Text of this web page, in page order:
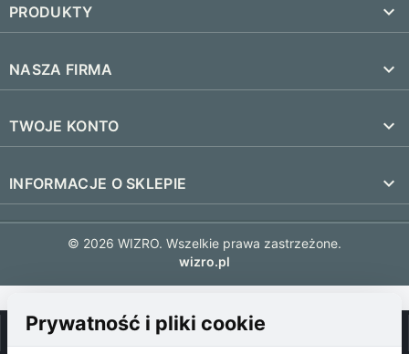
PRODUKTY 
Najczęściej kupowane
NASZA FIRMA 
Regulamin
Kontakt
Polityka plików cookies
TWOJE KONTO 
Zaloguj się
Utwórz konto
INFORMACJE O SKLEPIE keyboard_arrow_down
© 2026 WIZRO. Wszelkie prawa zastrzeżone.
wizro.pl
Prywatność i pliki cookie
  